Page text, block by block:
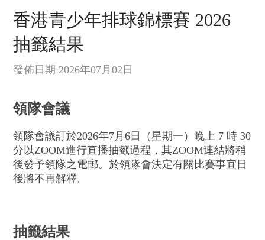
香港青少年排球錦標賽 2026
抽籤結果
發佈日期 2026年07月02日
領隊會議
領隊會議訂於2026年7月6日（星期一）晚上 7 時 30
分以ZOOM進行直播抽籤過程，其ZOOM連結將稍
後發予領隊之電郵。於領隊會決定有關比賽事宜日
後將不再解釋。
抽籤結果